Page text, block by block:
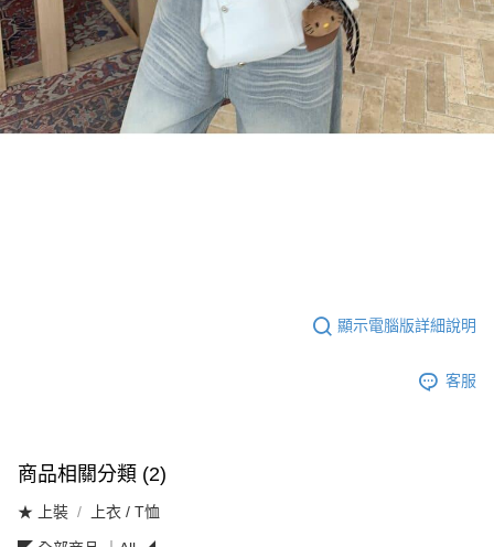
顯示電腦版詳細說明
客服
商品相關分類 (2)
★ 上裝 上衣 / T恤